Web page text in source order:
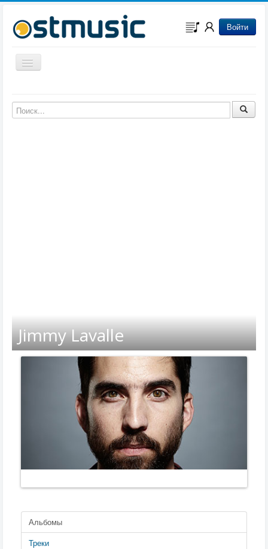
Войти
Включить/выключить навигацию
Музыка из мультфильмов
Музыка из сериалов
Jimmy Lavalle
Альбомы
Треки